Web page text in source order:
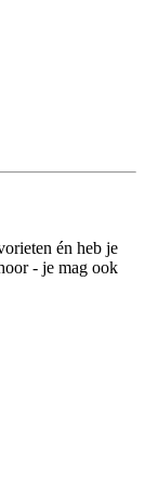
én heb je
- je mag ook